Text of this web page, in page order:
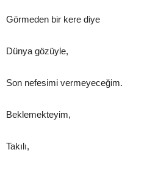
Görmeden bir kere diye
Dünya gözüyle,
Son nefesimi vermeyeceğim.
Beklemekteyim,
Takılı,